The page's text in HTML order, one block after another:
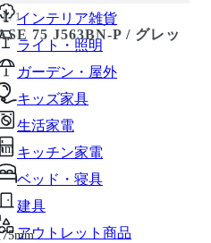
インテリア雑貨
ライト・照明
ガーデン・屋外
キッズ家具
生活家電
キッチン家電
ベッド・寝具
建具
アウトレット商品
1 / 1
75 J563BN-P / グレッ